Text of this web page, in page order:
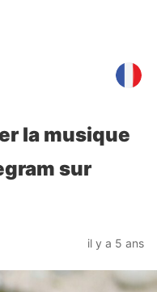
la musique
sur
il y a 5 ans